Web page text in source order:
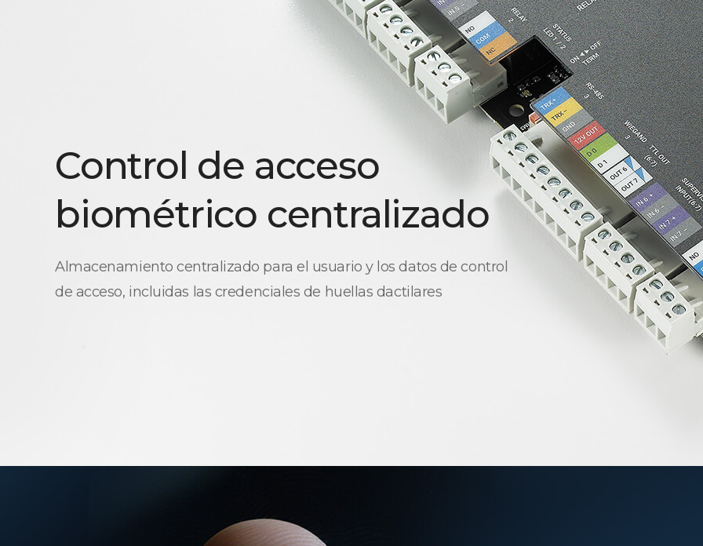
Control de acceso
biométrico centralizado
Almacenamiento centralizado para el usuario y los datos de control
de acceso, incluidas las credenciales de huellas dactilares